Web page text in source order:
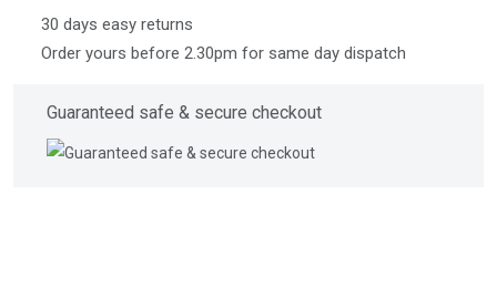
30 days easy returns
Order yours before 2.30pm for same day dispatch
Guaranteed safe & secure checkout